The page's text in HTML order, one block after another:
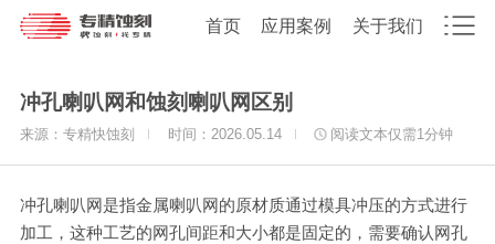
首页 应用案例 关于我们
冲孔喇叭网和蚀刻喇叭网区别
来源：专精快蚀刻 时间：2026.05.14 阅读文本仅需1分钟
冲孔喇叭网是指金属喇叭网的原材质通过模具冲压的方式进行
加工，这种工艺的网孔间距和大小都是固定的，需要确认网孔